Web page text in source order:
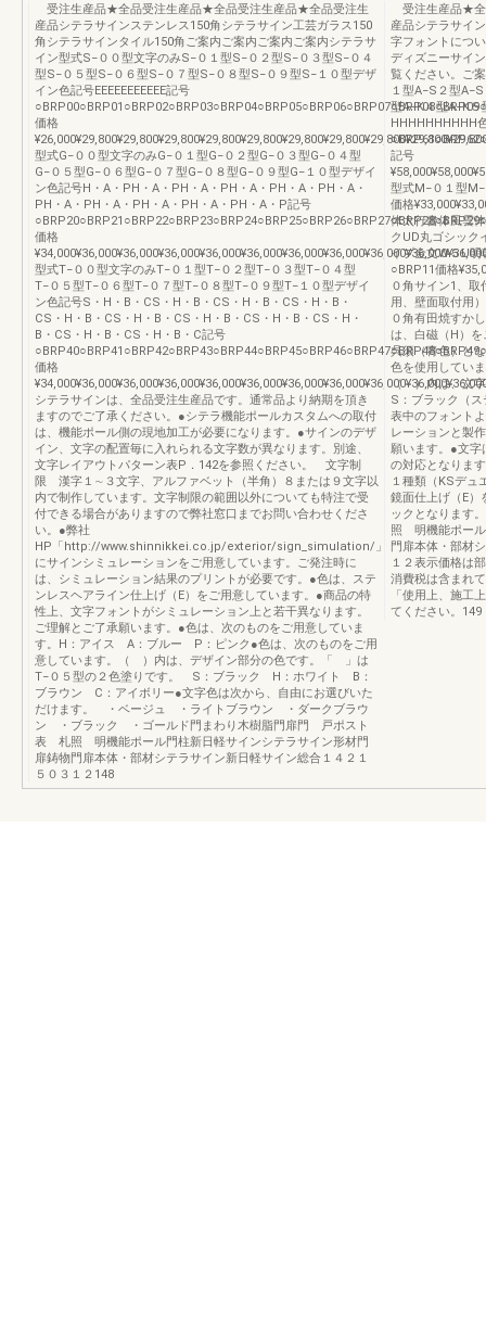
受注生産品★全品受注生産品★全品受注生産品★全品受注生
産品シテラサインステンレス150角シテラサイン工芸ガラス150
角シテラサインタイル150角ご案内ご案内ご案内ご案内シテラサ
イン型式S−００型文字のみS−０１型S−０２型S−０３型S−０４
型S−０５型S−０６型S−０７型S−０８型S−０９型S−１０型デザ
イン色記号EEEEEEEEEEE記号
価格
型式G−００型文字のみG−０１型G−０２型G−０３型G−０４型
G−０５型G−０６型G−０７型G−０８型G−０９型G−１０型デザイ
ン色記号H・A・PH・A・PH・A・PH・A・PH・A・PH・A・
PH・A・PH・A・PH・A・PH・A・PH・A・P記号
価格
型式T−００型文字のみT−０１型T−０２型T−０３型T−０４型
T−０５型T−０６型T−０７型T−０８型T−０９型T−１０型デザイ
ン色記号S・H・B・CS・H・B・CS・H・B・CS・H・B・
CS・H・B・CS・H・B・CS・H・B・CS・H・B・CS・H・
B・CS・H・B・CS・H・B・C記号
価格
シテラサインは、全品受注生産品です。通常品より納期を頂き
ますのでご了承ください。●シテラ機能ポールカスタムへの取付
は、機能ポール側の現地加工が必要になります。●サインのデザ
イン、文字の配置毎に入れられる文字数が異なります。別途、
文字レイアウトパターン表P．142を参照ください。 文字制
限 漢字１∼３文字、アルファベット（半角）８または９文字以
内で制作しています。文字制限の範囲以外についても特注で受
付できる場合がありますので弊社窓口までお問い合わせくださ
い。●弊社
HP「http://www.shinnikkei.co.jp/exterior/sign_simulation/」
にサインシミュレーションをご用意しています。ご発注時に
は、シミュレーション結果のプリントが必要です。●色は、ステ
ンレスヘアライン仕上げ（E）をご用意しています。●商品の特
性上、文字フォントがシミュレーション上と若干異なります。
ご理解とご了承願います。●色は、次のものをご用意していま
す。H：アイス A：ブルー P：ピンク●色は、次のものをご用
意しています。（ ）内は、デザイン部分の色です。「 」は
T−０５型の２色塗りです。 S：ブラック H：ホワイト B：
ブラウン C：アイボリー●文字色は次から、自由にお選びいた
だけます。 ・ベージュ ・ライトブラウン ・ダークブラウ
ン ・ブラック ・ゴールド門まわり木樹脂門扉門 戸ポスト
表 札照 明機能ポール門柱新日軽サインシテラサイン形材門
扉鋳物門扉本体・部材シテラサイン新日軽サイン総合１４２１
５０３１２148
受注生産品★全
産品シテラサイ
字フォントにつ
ディズニーサイ
覧ください。ご
１型A−S２型
型A−K４型A−K
HHHHHHHHHH
記号
型式M−０１型
価格
体太行書体風雲
クUD丸ゴシック
イプ金文W５U明
○BRP11価格
０角サイン1、
用、壁面取付用
０角有田焼すか
は、白磁（H）
呉須（青色）と
色を使用してい
（ ）内は、文
S：ブラック（
表中のフォント
レーションと製
願います。●文字
の対応となりま
１種類（KSデュ
鏡面仕上げ（E
ックとなります
照 明機能ポール
門扉本体・部材
１２表示価格は
消費税は含まれ
「使用上、施工
てください。149